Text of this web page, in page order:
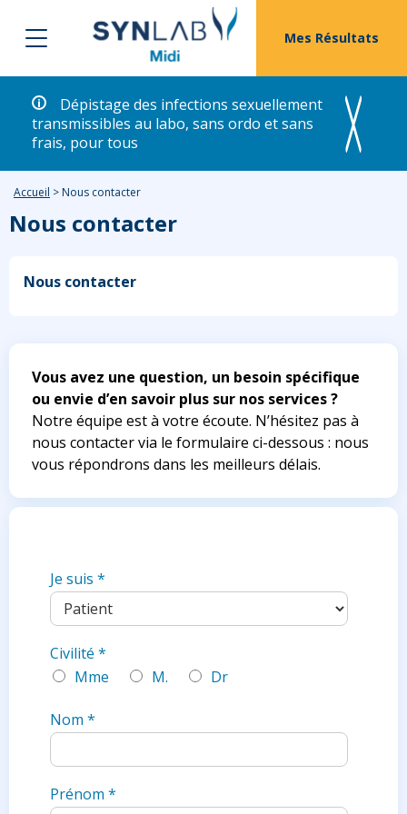
Mes Résultats
Dépistage des infections sexuellement
transmissibles au labo, sans ordo et sans
frais, pour tous
Accueil > Nous contacter
Nous contacter
Nous contacter
Vous avez une question, un besoin spécifique
ou envie d’en savoir plus sur nos services ?
Notre équipe est à votre écoute. N’hésitez pas à
nous contacter via le formulaire ci-dessous : nous
vous répondrons dans les meilleurs délais.
Je suis *
Civilité *
Mme
M. Dr
Nom *
Prénom *